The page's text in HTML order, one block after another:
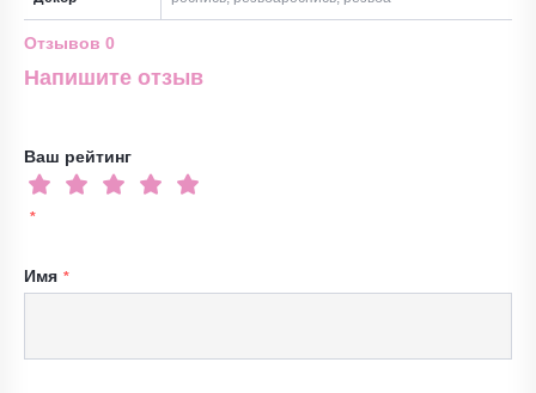
Отзывов 0
Напишите отзыв
Ваш рейтинг
Имя